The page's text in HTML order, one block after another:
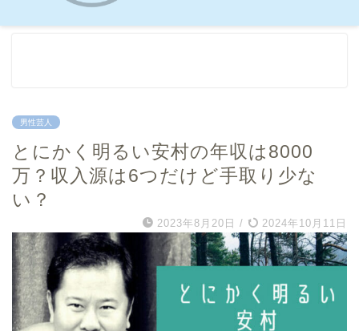
男性芸人
とにかく明るい安村の年収は8000
万？収入源は6つだけど手取り少な
い？
2023年8月20日 / 2024年10月11日